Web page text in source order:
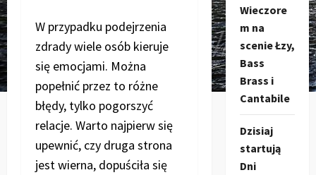
W przypadku podejrzenia
zdrady wiele osób kieruje
się emocjami. Można
popełnić przez to różne
błędy, tylko pogorszyć
relacje. Warto najpierw się
upewnić, czy druga strona
jest wierna, dopuściła się
Wieczore
m na
scenie Łzy,
Bass
Brass i
Cantabile
Dzisiaj
startują
Dni